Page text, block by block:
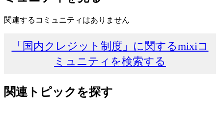
関連するコミュニティはありません
「国内クレジット制度」に関するmixiコ
ミュニティを検索する
関連トピックを探す